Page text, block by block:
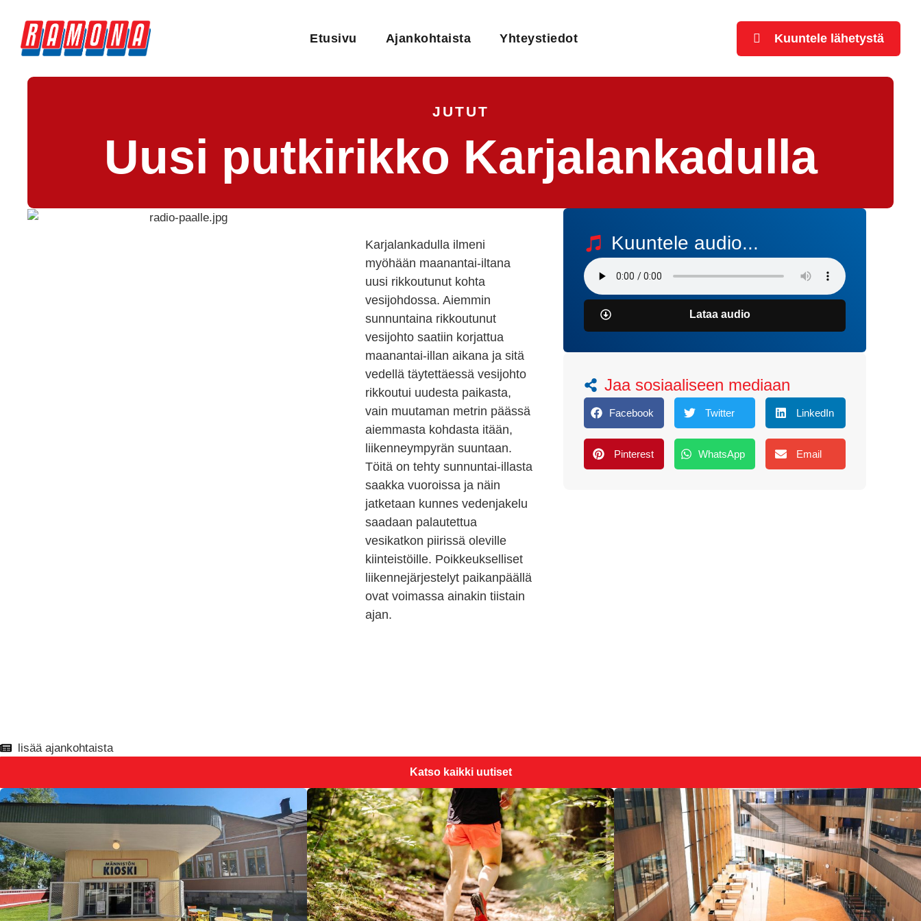
Etusivu Ajankohtaista Yhteystiedot Kuuntele lähetystä
JUTUT
Uusi putkirikko Karjalankadulla
Karjalankadulla ilmeni
myöhään maanantai-iltana
uusi rikkoutunut kohta
vesijohdossa. Aiemmin
sunnuntaina rikkoutunut
vesijohto saatiin korjattua
maanantai-illan aikana ja sitä
vedellä täytettäessä vesijohto
rikkoutui uudesta paikasta,
vain muutaman metrin päässä
aiemmasta kohdasta itään,
liikenneympyrän suuntaan.
Töitä on tehty sunnuntai-illasta
saakka vuoroissa ja näin
jatketaan kunnes vedenjakelu
saadaan palautettua
vesikatkon piirissä oleville
kiinteistöille. Poikkeukselliset
liikennejärjestelyt paikanpäällä
ovat voimassa ainakin tiistain
ajan.
Kuuntele audio...
Lataa audio
Jaa sosiaaliseen mediaan
Facebook Twitter LinkedIn
Pinterest WhatsApp Email
lisää ajankohtaista
Katso kaikki uutiset